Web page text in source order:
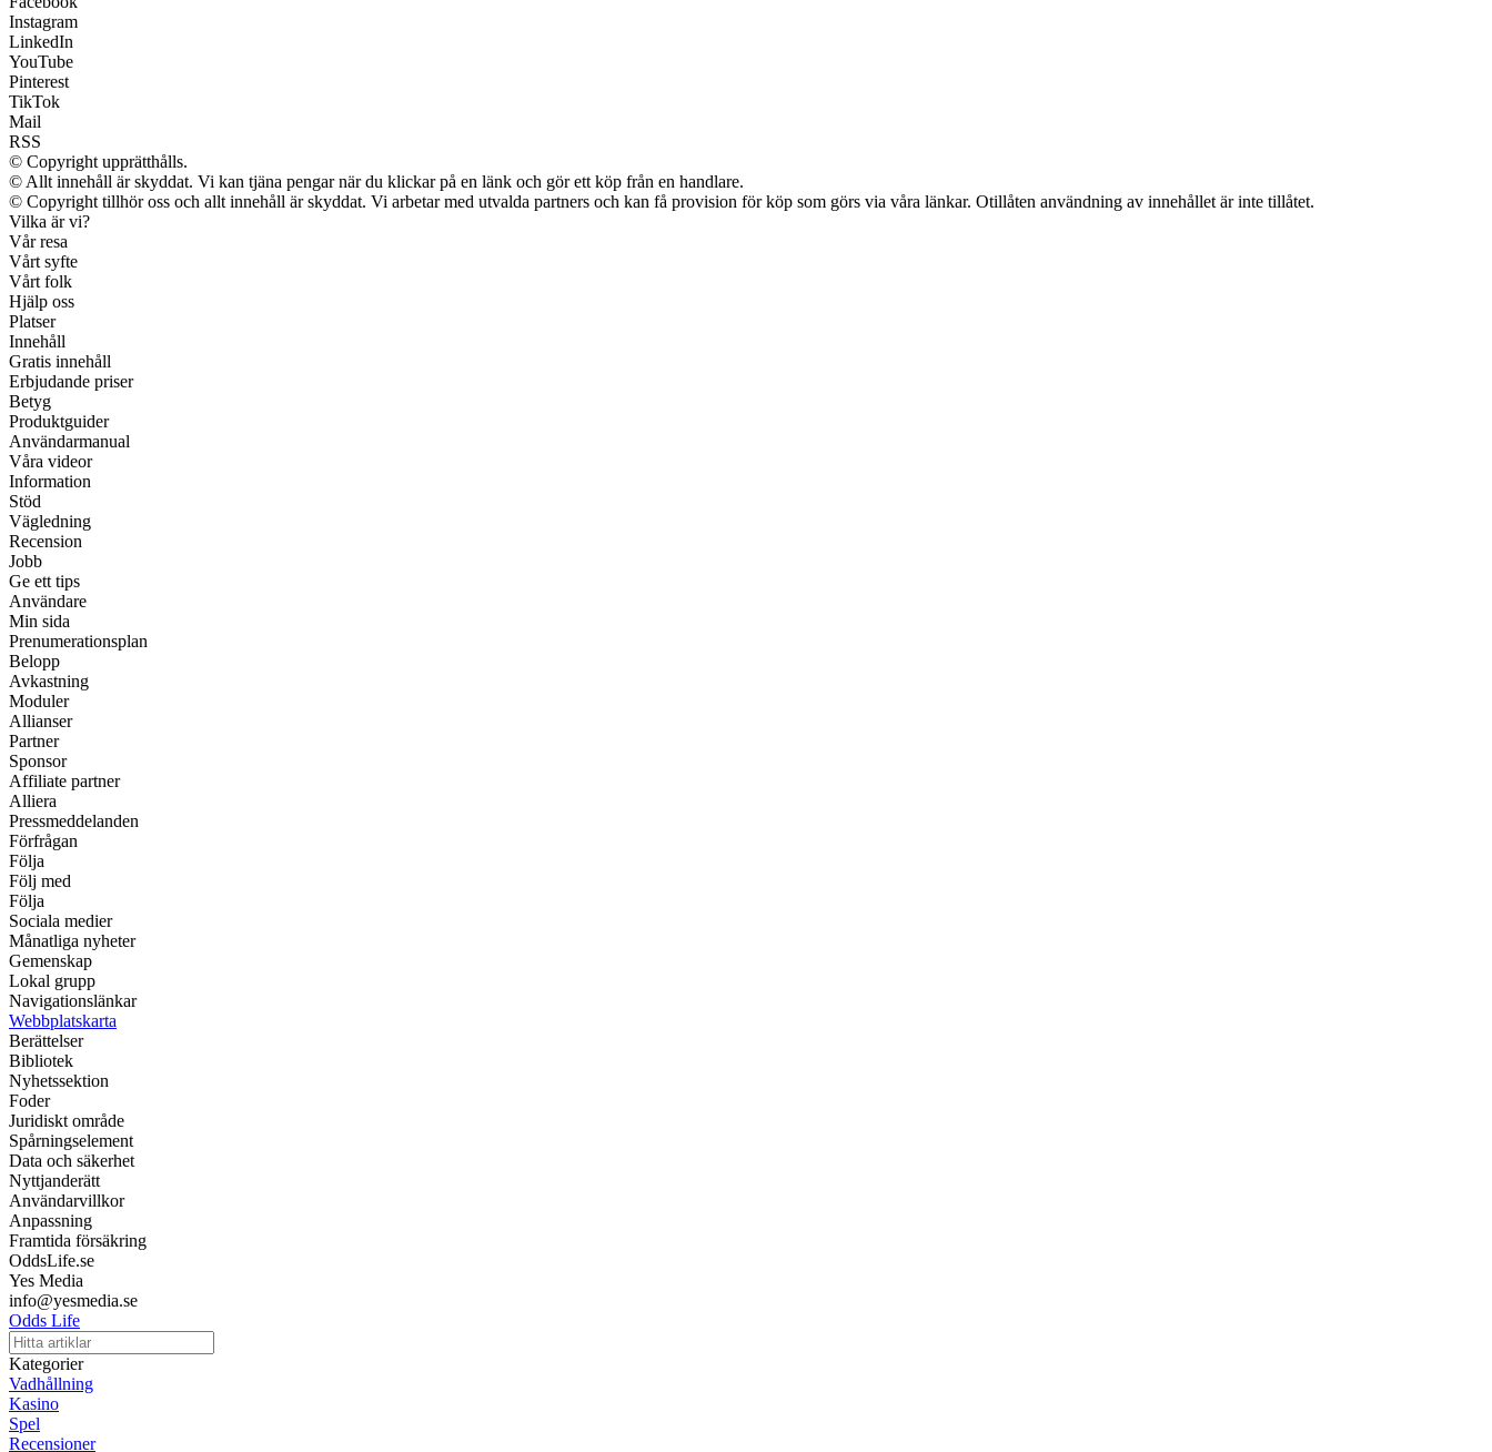
Instagram
LinkedIn
YouTube
Pinterest
TikTok
Mail
RSS
© Copyright upprätthålls.
© Allt innehåll är skyddat. Vi kan tjäna pengar när du klickar på en länk och gör ett köp från en handlare.
© Copyright tillhör oss och allt innehåll är skyddat. Vi arbetar med utvalda partners och kan få provision för köp som görs via våra länkar. Otillåten användning av innehållet är inte tillåtet.
Vilka är vi?
Vår resa
Vårt syfte
Vårt folk
Hjälp oss
Platser
Innehåll
Gratis innehåll
Erbjudande priser
Betyg
Produktguider
Användarmanual
Våra videor
Information
Stöd
Vägledning
Recension
Jobb
Ge ett tips
Användare
Min sida
Prenumerationsplan
Belopp
Avkastning
Moduler
Allianser
Partner
Sponsor
Affiliate partner
Alliera
Pressmeddelanden
Förfrågan
Följa
Följ med
Följa
Sociala medier
Månatliga nyheter
Gemenskap
Lokal grupp
Navigationslänkar
Webbplatskarta
Berättelser
Bibliotek
Nyhetssektion
Foder
Juridiskt område
Spårningselement
Data och säkerhet
Nyttjanderätt
Användarvillkor
Anpassning
Framtida försäkring
OddsLife.se
Yes Media
info@yesmedia.se
Odds Life
Kategorier
Vadhållning
Kasino
Spel
Recensioner